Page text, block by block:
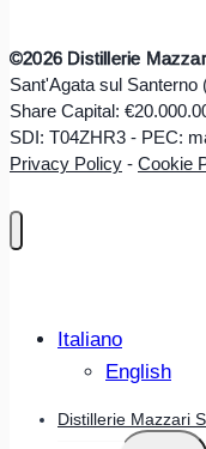
©2026 Distillerie
Sant'Agata sul Santerno
Share Capital:
SDI: T04ZHR3 - PEC:
Privacy Policy - Cookie
Italiano
English
Distillerie Mazzari